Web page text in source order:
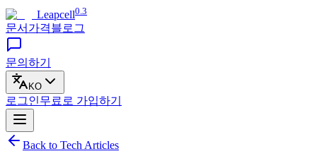
Leapcell0.3
문서 가격블로그
문의하기
KO
로그인무료로 가입하기
Back to Tech Articles